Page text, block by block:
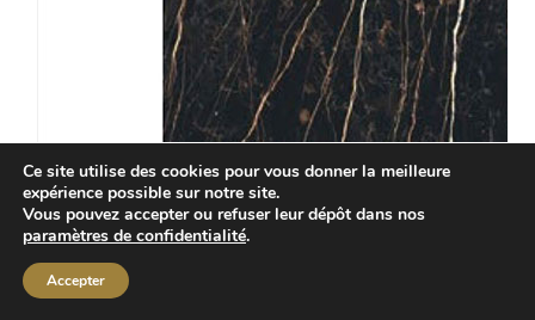
Ce site utilise des cookies pour vous donner la meilleure
expérience possible sur notre site.
Vous pouvez accepter ou refuser leur dépôt dans nos
paramètres de confidentialité.
Accepter